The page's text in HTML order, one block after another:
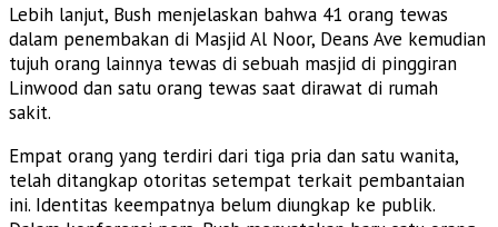
Lebih lanjut, Bush menjelaskan bahwa 41 orang tewas
dalam penembakan di Masjid Al Noor, Deans Ave kemudian
tujuh orang lainnya tewas di sebuah masjid di pinggiran
Linwood dan satu orang tewas saat dirawat di rumah
sakit.
Empat orang yang terdiri dari tiga pria dan satu wanita,
telah ditangkap otoritas setempat terkait pembantaian
ini. Identitas keempatnya belum diungkap ke publik.